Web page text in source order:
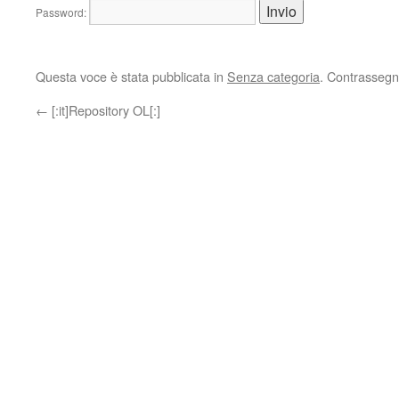
Password:
Questa voce è stata pubblicata in Senza categoria.
← [:it]Repository OL[:]